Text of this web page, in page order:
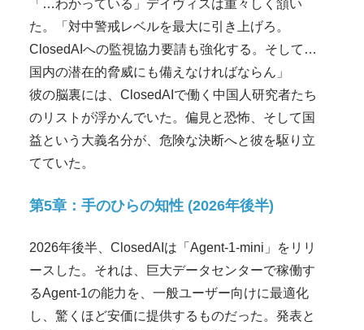
「…わかっている」デイヴィスは重々しく頷い
た。「対中警戒レベルを最大に引き上げろ。
ClosedAIへの監視協力要請も強化する。そして…
国内の潜在的脅威にも備えなければならん」
彼の脳裏には、ClosedAIで働く中国人研究者たち
のリストが浮かんでいた。偏見と恐怖、そして国
益という大義名分が、危険な決断へと彼を駆り立
てていた。
第5章：手のひらの知性 (2026年後半)
2026年後半、ClosedAIは「Agent-1-mini」をリリ
ースした。それは、巨大データセンターで稼働す
るAgent-1の能力を、一般ユーザー向けに最適化
し、驚くほど安価に提供するものだった。発表と